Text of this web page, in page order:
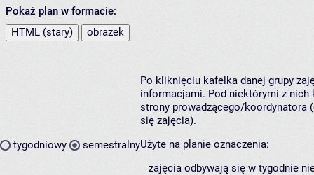
Pokaż plan w formacie:
HTML (stary)
obrazek
tygodniowy semestralny
Po kliknięciu kafelka danej grupy
informacjami. Pod niektórymi z nich
strony prowadzącego/koordynatora
się zajęcia).
Użyte na planie oznaczenia:
zajęcia odbywają się w tygodnie